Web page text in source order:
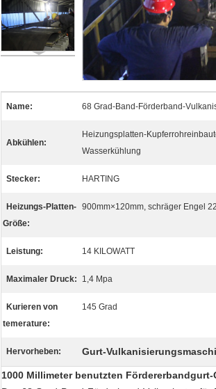
Name: 68 Grad-Band-Förderband-
Abkühlen:
Heizungsplatten-
Wasserkühlung
Stecker: HARTING
Heizungs-Platten-
Größe:
900mm×120mm, schräger Engel
Leistung: 14 KILOWATT
Maximaler Druck: 1,4 Mpa
Kurieren von
temerature:
145 Grad
Hervorheben: Gurt-
1000 Millimeter benutzten